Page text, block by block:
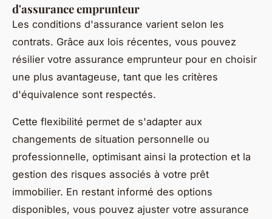
d'assurance emprunteur
Les conditions d'assurance varient selon les
contrats. Grâce aux lois récentes, vous pouvez
résilier votre assurance emprunteur pour en choisir
une plus avantageuse, tant que les critères
d'équivalence sont respectés.
Cette flexibilité permet de s'adapter aux
changements de situation personnelle ou
professionnelle, optimisant ainsi la protection et la
gestion des risques associés à votre prêt
immobilier. En restant informé des options
disponibles, vous pouvez ajuster votre assurance